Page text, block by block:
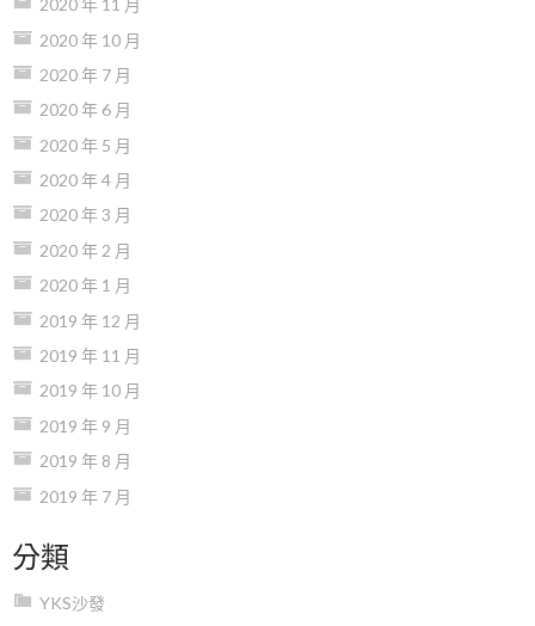
2020 年 11 月
2020 年 10 月
2020 年 7 月
2020 年 6 月
2020 年 5 月
2020 年 4 月
2020 年 3 月
2020 年 2 月
2020 年 1 月
2019 年 12 月
2019 年 11 月
2019 年 10 月
2019 年 9 月
2019 年 8 月
2019 年 7 月
分類
YKS沙發